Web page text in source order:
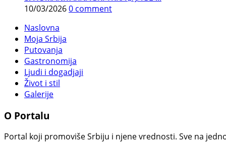
10/03/20260 comment
Naslovna
Moja Srbija
Putovanja
Gastronomija
Ljudi i dogadjaji
Život i stil
Galerije
O Portalu
Portal koji promoviše Srbiju i njene vrednosti. Sve na